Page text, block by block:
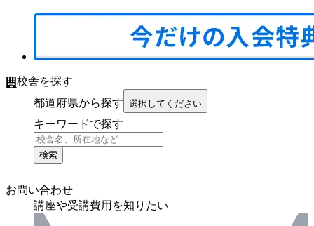
校舎を探す
都道府県から探す 選択してください
キーワードで探す
検索
お問い合わせ
講座や受講費用を知りたい